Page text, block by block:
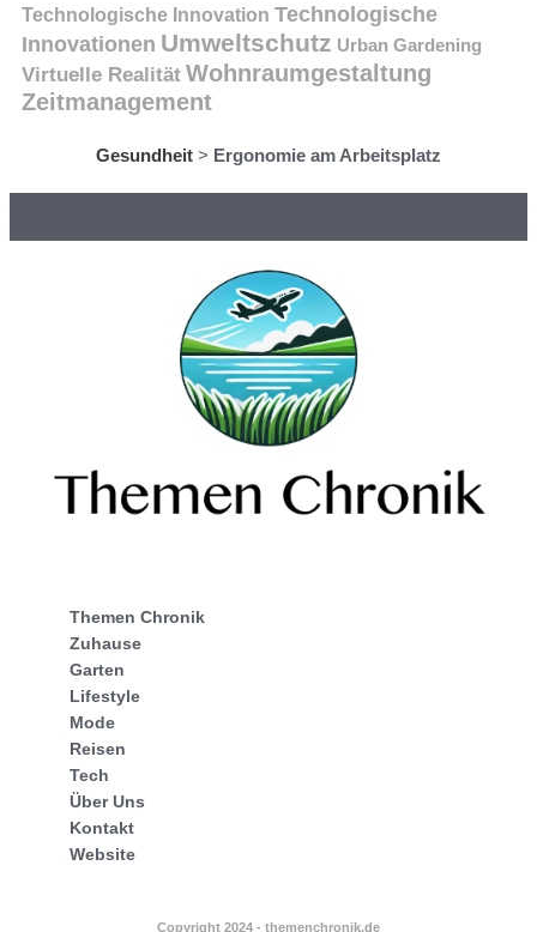
Technologische Innovation Technologische
Innovationen Umweltschutz Urban Gardening
Virtuelle Realität Wohnraumgestaltung
Zeitmanagement
Gesundheit > Ergonomie am Arbeitsplatz
Themen Chronik
Zuhause
Garten
Lifestyle
Mode
Reisen
Tech
Über Uns
Kontakt
Website
Copyright 2024 - themenchronik.de